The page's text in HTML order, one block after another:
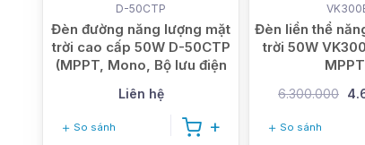
D-50CTP
Đèn đường năng lượng mặt
trời cao cấp 50W D-50CTP
(MPPT, Mono, Bộ lưu điện
Liên hệ
So sánh
Đèn liền thể
trời 50W
6.300.000
So sánh